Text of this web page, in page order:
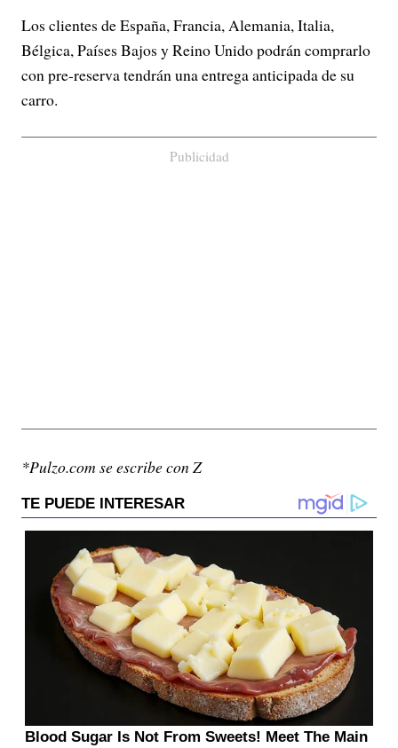
Los clientes de España, Francia, Alemania, Italia,
Bélgica, Países Bajos y Reino Unido podrán comprarlo
con pre-reserva tendrán una entrega anticipada de su
carro.
Publicidad
*Pulzo.com se escribe con Z